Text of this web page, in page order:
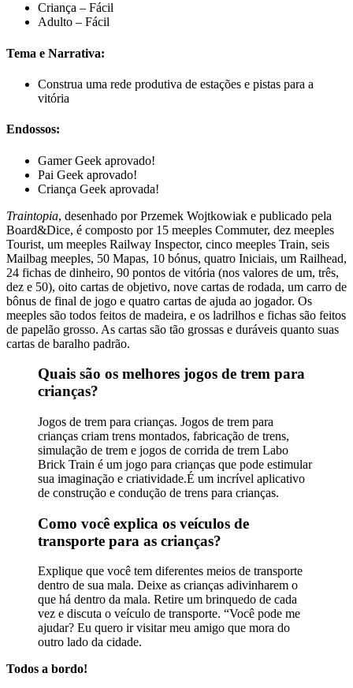
Criança – Fácil
Adulto – Fácil
Tema e Narrativa:
Construa uma rede produtiva de estações e pistas para a
vitória
Endossos:
Gamer Geek aprovado!
Pai Geek aprovado!
Criança Geek aprovada!
Traintopia, desenhado por Przemek Wojtkowiak e publicado pela
Board&Dice, é composto por 15 meeples Commuter, dez meeples
Tourist, um meeples Railway Inspector, cinco meeples Train, seis
Mailbag meeples, 50 Mapas, 10 bónus, quatro Iniciais, um Railhead,
24 fichas de dinheiro, 90 pontos de vitória (nos valores de um, três,
dez e 50), oito cartas de objetivo, nove cartas de rodada, um carro de
bônus de final de jogo e quatro cartas de ajuda ao jogador. Os
meeples são todos feitos de madeira, e os ladrilhos e fichas são feitos
de papelão grosso. As cartas são tão grossas e duráveis ​​quanto suas
cartas de baralho padrão.
Quais são os melhores jogos de trem para
crianças?
Jogos de trem para crianças. Jogos de trem para
crianças criam trens montados, fabricação de trens,
simulação de trem e jogos de corrida de trem Labo
Brick Train é um jogo para crianças que pode estimular
sua imaginação e criatividade.É um incrível aplicativo
de construção e condução de trens para crianças.
Como você explica os veículos de
transporte para as crianças?
Explique que você tem diferentes meios de transporte
dentro de sua mala. Deixe as crianças adivinharem o
que há dentro da mala. Retire um brinquedo de cada
vez e discuta o veículo de transporte. “Você pode me
ajudar? Eu quero ir visitar meu amigo que mora do
outro lado da cidade.
Todos a bordo!